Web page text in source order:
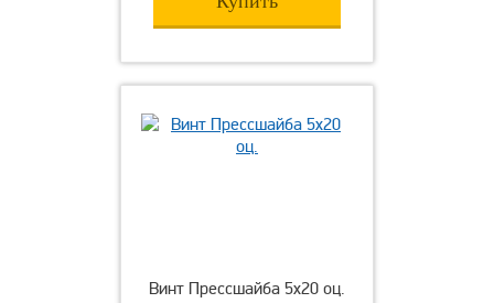
Винт Прессшайба 5х20 оц.